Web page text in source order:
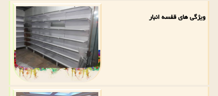
ویژگی های قفسه انبار